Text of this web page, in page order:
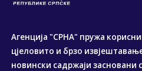
Агенција "СРНА" пружа
цјеловито и брзо
новински садржаји засновани